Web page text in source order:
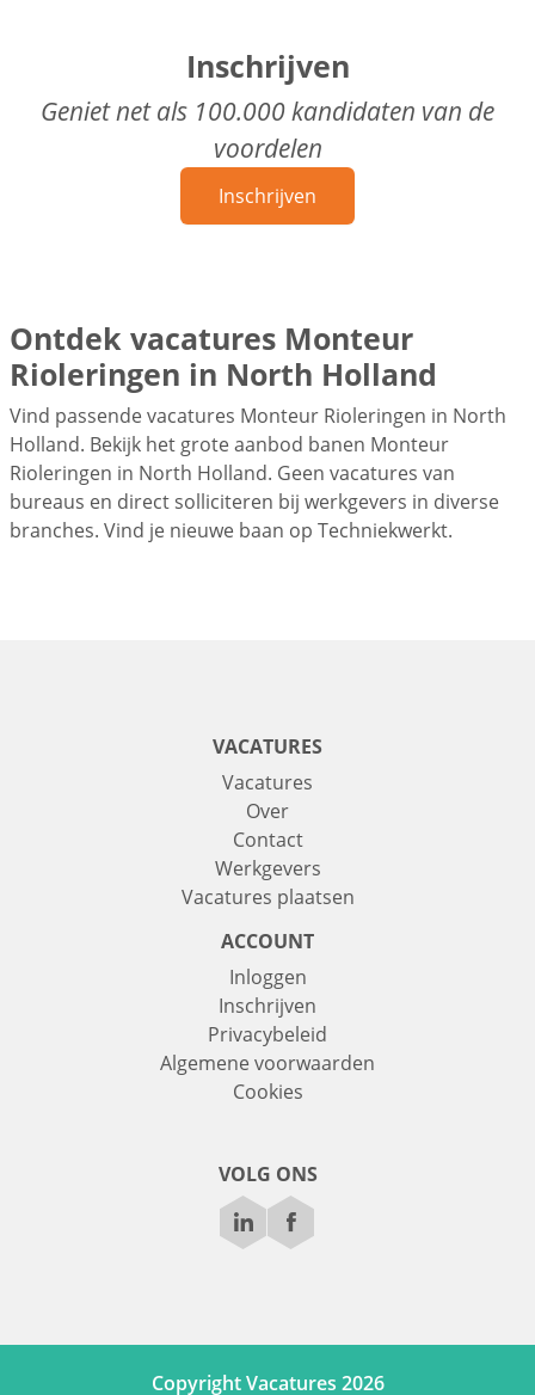
Inschrijven
Geniet net als 100.000 kandidaten van de
voordelen
Inschrijven
Ontdek vacatures Monteur
Rioleringen in North Holland
Vind passende vacatures Monteur Rioleringen in North
Holland. Bekijk het grote aanbod banen Monteur
Rioleringen in North Holland. Geen vacatures van
bureaus en direct solliciteren bij werkgevers in diverse
branches. Vind je nieuwe baan op Techniekwerkt.
VACATURES
Vacatures
Over
Contact
Werkgevers
Vacatures plaatsen
ACCOUNT
Inloggen
Inschrijven
Privacybeleid
Algemene voorwaarden
Cookies
VOLG ONS
Copyright Vacatures 2026